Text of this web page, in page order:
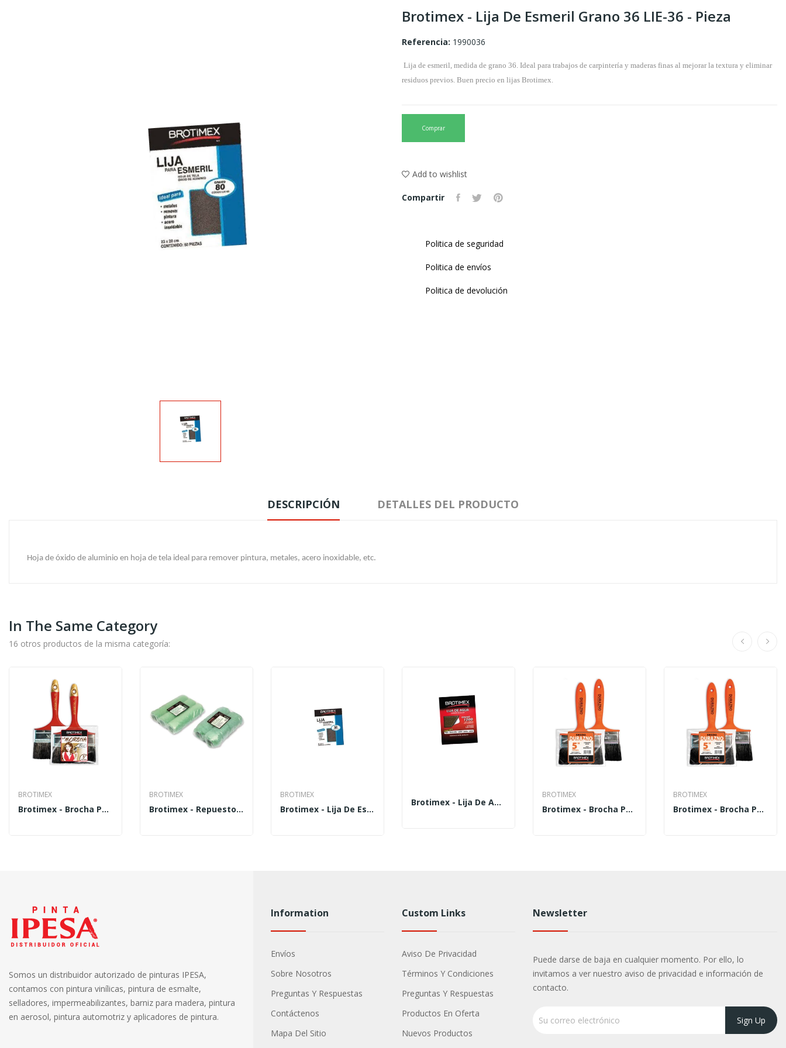
Brotimex - Lija De Esmeril Grano 36 LIE-36 - Pieza
Referencia: 1990036
residuos previos. Buen precio en lijas Brotimex.
Comprar
Add to wishlist
Compartir
Politica de seguridad
Politica de envíos
Politica de devolución
DESCRIPCIÓN DETALLES DEL PRODUCTO
Hoja de óxido de aluminio en hoja de tela ideal para remover pintura, metales, acero inoxidable, etc.
In The Same Category
16 otros productos de la misma categoría:
BROTIMEX
Brotimex - Brocha Para Pintar La Morena 2 BRM-2...
BROTIMEX
Brotimex - Repuesto De Rodillo Para Pintar Baja...
BROTIMEX
Brotimex - Lija De Esmeril Grano 80 LIE-80 - Pieza
Brotimex - Lija De Agua Grano 600 LIA-600 - Pieza
BROTIMEX
Brotimex - Brocha Para Pintar Durazno 2 1/2...
BROTIMEX
Brotimex - Brocha Para Pintar Durazno 2 BRD-2 -...
Somos un distribuidor autorizado de pinturas IPESA,
contamos con pintura vinílicas, pintura de esmalte,
selladores, impermeabilizantes, barniz para madera, pintura
en aerosol, pintura automotriz y aplicadores de pintura.
Information
Envíos
Sobre Nosotros
Preguntas Y Respuestas
Contáctenos
Mapa Del Sitio
Custom Links
Aviso De Privacidad
Términos Y Condiciones
Preguntas Y Respuestas
Productos En Oferta
Nuevos Productos
Newsletter
Puede darse de baja en cualquier momento. Por ello, lo
invitamos a ver nuestro aviso de privacidad e información de
contacto.